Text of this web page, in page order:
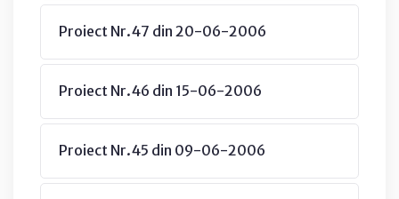
Proiect Nr.47 din 20-06-2006
Proiect Nr.46 din 15-06-2006
Proiect Nr.45 din 09-06-2006